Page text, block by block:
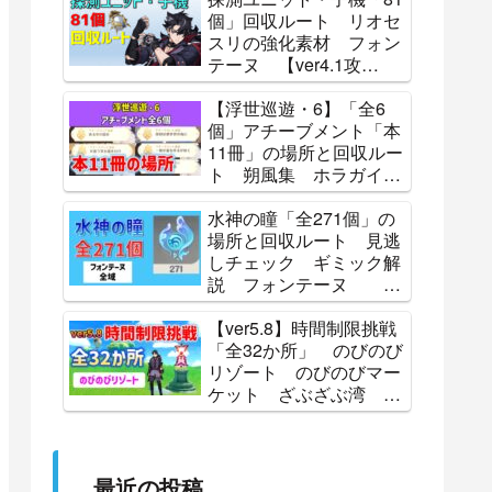
Lunoculus Locations 攻
略 原神
個」回収ルート リオセ
スリの強化素材 フォン
テーヌ 【ver4.1攻
略】 探索 原神 ALL
81 Subdetection Unit
Locations Genshin
【浮世巡遊・6】「全6
個」アチーブメント「本
11冊」の場所と回収ルー
ト 朔風集 ホラガイの
残響 蒼星フェイ史略
怪盗レッド・ミラーの伝
説 辺境夜話 北の果
て、祈りの歌 Luna
Ⅳ 攻略 原神
水神の瞳「全271個」の
場所と回収ルート 見逃
しチェック ギミック解
説 フォンテーヌ
【攻略】 原神
Genshin
【ver5.8】時間制限挑戦
「全32か所」 のびのび
リゾート のびのびマー
ケット ざぶざぶ湾 ひ
ゅうひゅう丘 パイン